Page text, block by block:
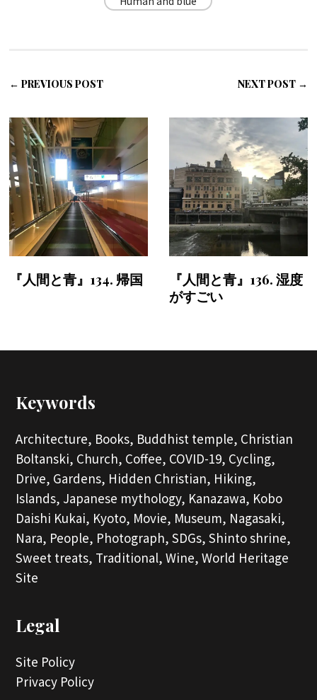
← PREVIOUS POST
『人間と青』134. 帰国
NEXT POST →
『人間と青』136. 湿度
がすごい
Keywords
Architecture, Books, Buddhist temple, Christian
Boltanski, Church, Coffee, COVID-19, Cycling,
Drive, Gardens, Hidden Christian, Hiking,
Islands, Japanese mythology, Kanazawa, Kobo
Daishi Kukai, Kyoto, Movie, Museum, Nagasaki,
Nara, People, Photograph, SDGs, Shinto shrine,
Sweet treats, Traditional, Wine, World Heritage
Site
Legal
Site Policy
Privacy Policy